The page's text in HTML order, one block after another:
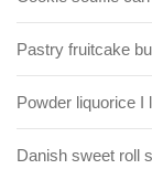
Pastry fruitcake
Powder liquorice I
Danish sweet roll